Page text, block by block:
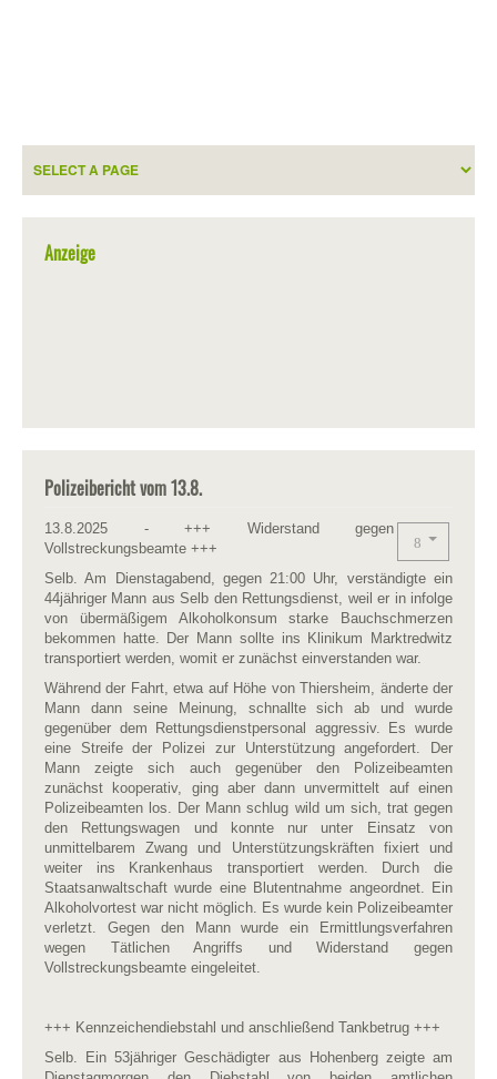
Anzeige
Polizeibericht vom 13.8.
13.8.2025 - +++ Widerstand gegen
Vollstreckungsbeamte +++
Selb. Am Dienstagabend, gegen 21:00 Uhr, verständigte ein
44jähriger Mann aus Selb den Rettungsdienst, weil er in infolge
von übermäßigem Alkoholkonsum starke Bauchschmerzen
bekommen hatte. Der Mann sollte ins Klinikum Marktredwitz
transportiert werden, womit er zunächst einverstanden war.
Während der Fahrt, etwa auf Höhe von Thiersheim, änderte der
Mann dann seine Meinung, schnallte sich ab und wurde
gegenüber dem Rettungsdienstpersonal aggressiv. Es wurde
eine Streife der Polizei zur Unterstützung angefordert. Der
Mann zeigte sich auch gegenüber den Polizeibeamten
zunächst kooperativ, ging aber dann unvermittelt auf einen
Polizeibeamten los. Der Mann schlug wild um sich, trat gegen
den Rettungswagen und konnte nur unter Einsatz von
unmittelbarem Zwang und Unterstützungskräften fixiert und
weiter ins Krankenhaus transportiert werden. Durch die
Staatsanwaltschaft wurde eine Blutentnahme angeordnet. Ein
Alkoholvortest war nicht möglich. Es wurde kein Polizeibeamter
verletzt. Gegen den Mann wurde ein Ermittlungsverfahren
wegen Tätlichen Angriffs und Widerstand gegen
Vollstreckungsbeamte eingeleitet.
+++ Kennzeichendiebstahl und anschließend Tankbetrug +++
Selb. Ein 53jähriger Geschädigter aus Hohenberg zeigte am